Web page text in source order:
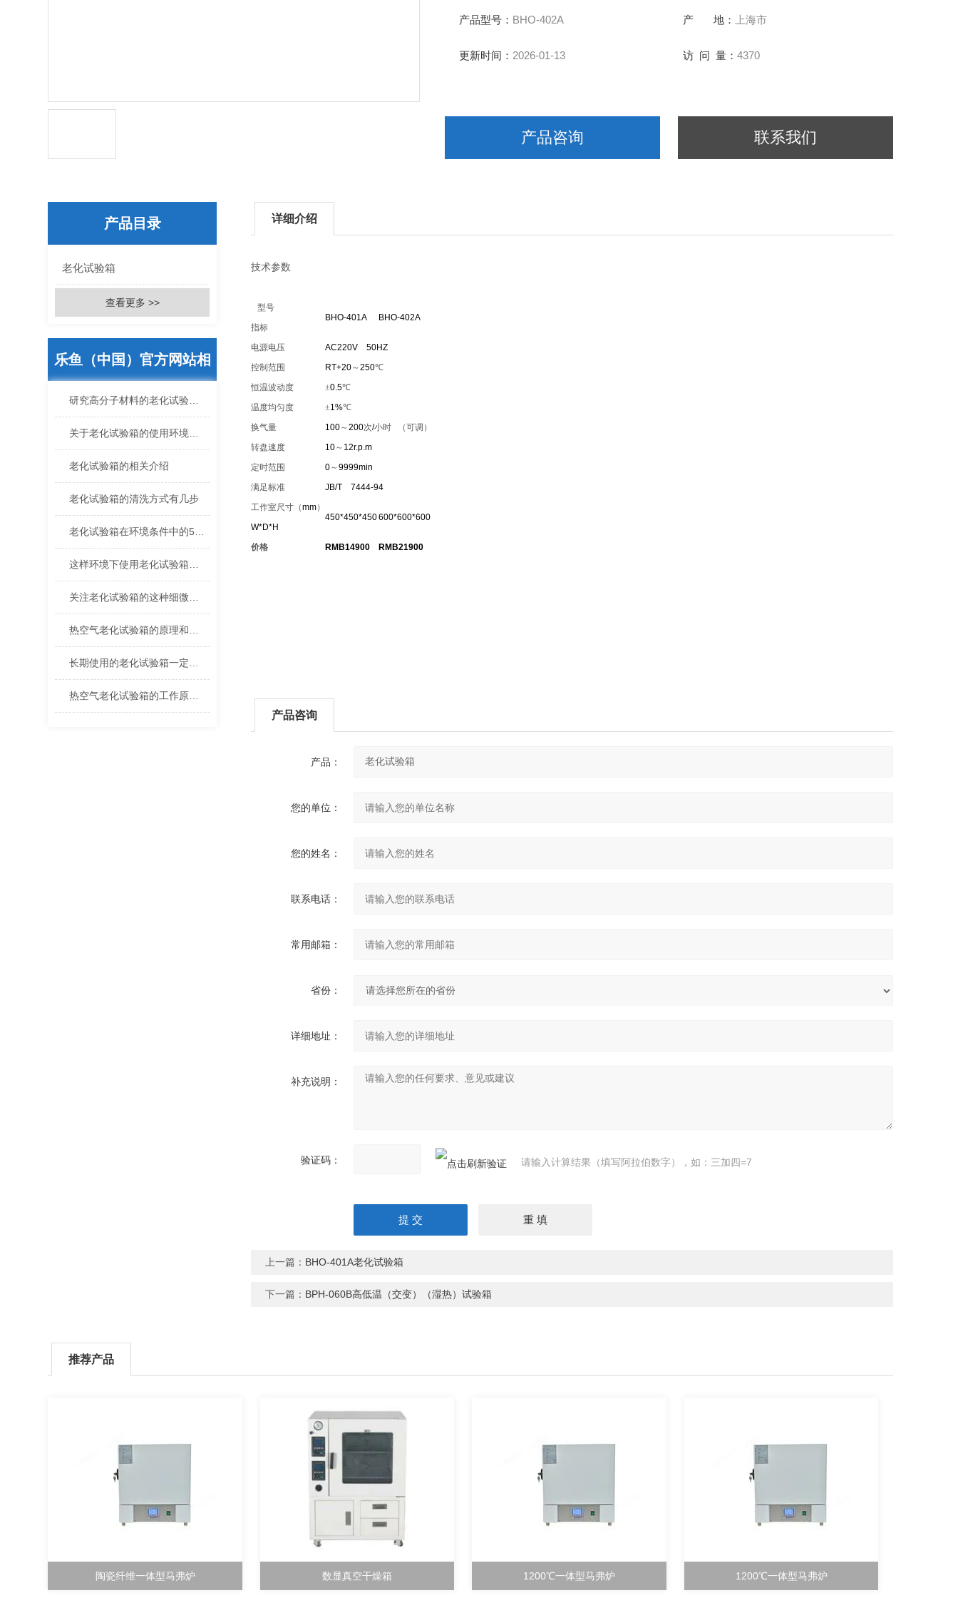
◆多段可编程控制器：
产品型号： BHO-402A 产 地： 上海市
更新时间： 2026-01-13 访 问 量：4370
产品咨询 联系我们
产品目录
老化试验箱
查看更多 >>
乐鱼（中国）官方网站相
关的文章
老化试验箱的相关介绍
老化试验箱的清洗方式有几步
详细介绍
技术参数
型号
指标
BHO-401A BHO-402A
电源电压
AC220V 50HZ
控制范围
RT+20～250℃
恒温波动度
±0.5℃
温度均匀度
±1%℃
换气量
100～200次/小时
（可调）
转盘速度
10～ 12r.p.m
定时范围
0～9999min
满足标准
JB/T 7444-94
工作室尺寸（mm）
W*D*H
450*450*450600*600*600
价格 RMB14900 RMB21900
产品咨询
产品：
您的单位：
您的姓名：
联系电话：
常用邮箱：
省份：
详细地址：
补充说明：
验证码： 请输入计算结果（填写阿拉伯数字），如：三加四=7
上一篇： BHO-401A老化试验箱
下一篇： BPH-060B高低温（交变）（湿热）试验箱
推荐产品
陶瓷纤维一体型马弗炉 数显真空干燥箱 1200℃一体型马弗炉 1200℃一体型马弗炉